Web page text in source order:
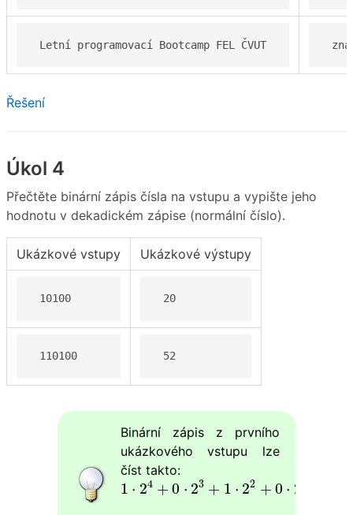
Letní programovací Bootcamp FEL ČVUT
Řešení
Úkol 4
Přečtěte binární zápis čísla na vstupu a vypište jeho
hodnotu v dekadickém zápise (normální číslo).
Ukázkové vstupy Ukázkové výstupy
10100 20
110100 52
Binární zápis z prvního
ukázkového vstupu lze
číst takto:
1 ⋅ 24 + 0 ⋅ 23 + 1 ⋅ 22 + 0 ⋅ 2
1⋅24+0⋅2 3+ 22 +0 1+ 0